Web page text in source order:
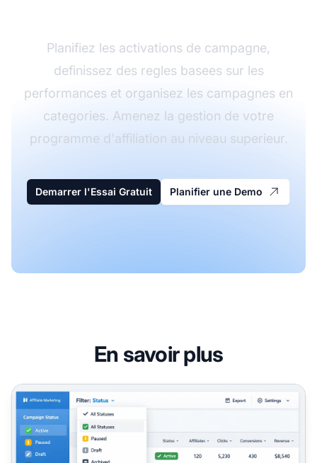
Planifiez les activations de campagne,
definissez des regles basees sur les
performances et organisez les campagnes en
categories. Amenez la gestion de votre
programme d'affiliation au niveau superieur.
Demarrer l'Essai Gratuit Planifier une Demo
En savoir plus
Filtre de statut de campagne privée